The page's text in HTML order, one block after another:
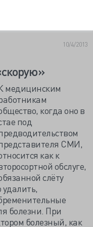
10/4/2013
медицинским
когда оно в
под
СМИ,
как к
обслуге,
слёту
болезни. При
болезный, как